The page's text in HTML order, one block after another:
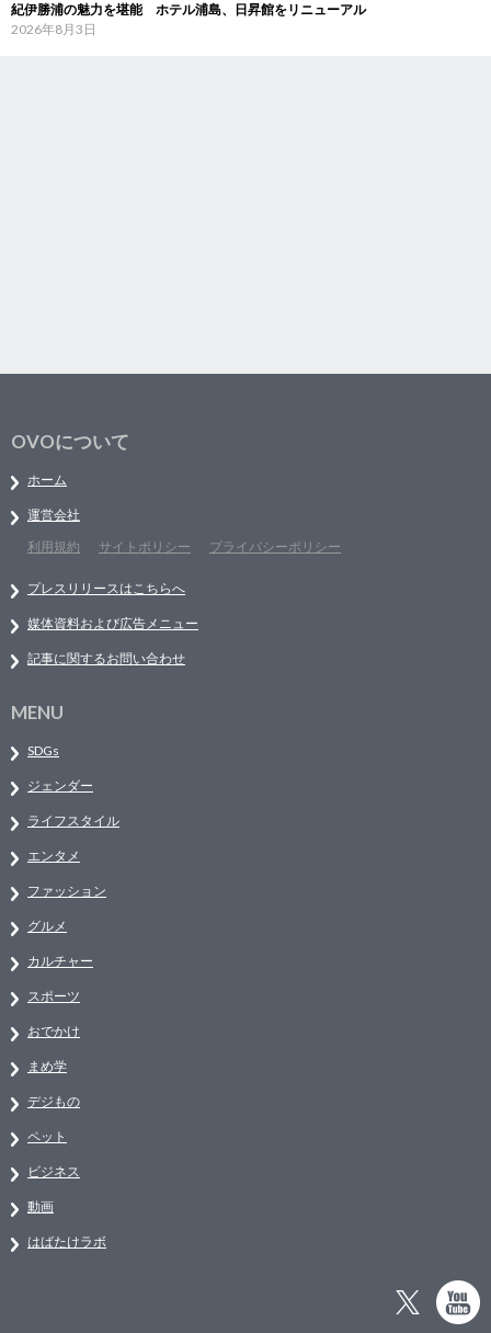
紀伊勝浦の魅力を堪能 ホテル浦島、日昇館をリニューアル
2026年8月3日
OVOについて
ホーム
運営会社
利用規約
サイトポリシー プライバシーポリシー
プレスリリースはこちらへ
媒体資料および広告メニュー
記事に関するお問い合わせ
MENU
SDGs
ジェンダー
ライフスタイル
エンタメ
ファッション
グルメ
カルチャー
スポーツ
おでかけ
まめ学
デジもの
ペット
ビジネス
動画
はばたけラボ